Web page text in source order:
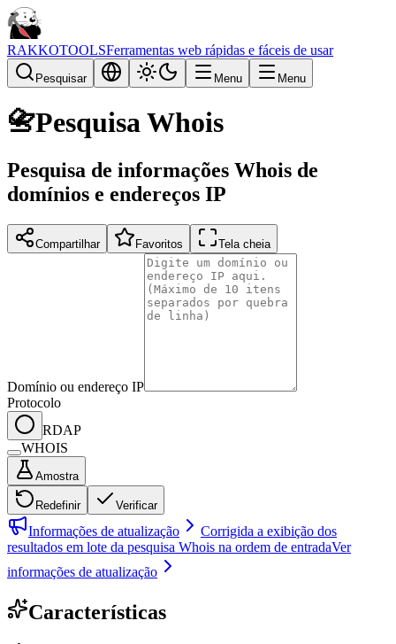
RAKKOTOOLSFerramentas web rápidas e fáceis de usar
Pesquisar Menu Menu
📇Pesquisa Whois
Pesquisa de informações Whois de
domínios e endereços IP
Compartilhar Favoritos Tela cheia
Domínio ou endereço IP
Protocolo
RDAP
WHOIS
Amostra
Redefinir Verificar
Informações de atualização
Corrigida a exibição dos
resultados em lote da pesquisa Whois na ordem de entradaVer
informações de atualização
Características